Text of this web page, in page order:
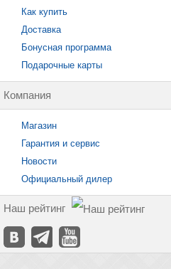
Как купить
Доставка
Бонусная программа
Подарочные карты
Компания
Магазин
Гарантия и сервис
Новости
Официальный дилер
Наш рейтинг